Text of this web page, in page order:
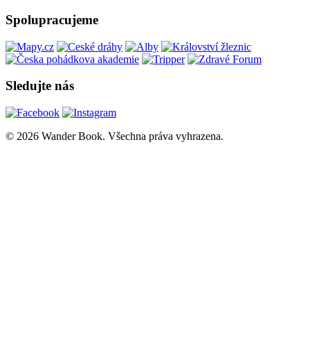
Spolupracujeme
Sledujte nás
© 2026 Wander Book. Všechna práva vyhrazena.